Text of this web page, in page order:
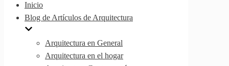
navegación
Inicio
Blog de Artículos de Arquitectura
Arquitectura en General
Arquitectura en el hogar